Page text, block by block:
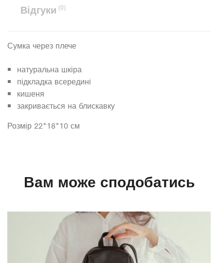
Відгуки(0)
Сумка через плече
натуральна шкіра
підкладка всередині
кишеня
закривається на блискавку
Розмір 22*18*10 см
Вам може сподобатись